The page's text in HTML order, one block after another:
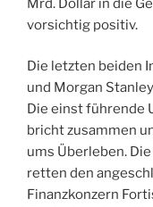
Mrd. Dollar in die
vorsichtig positiv.
Die letzten beiden
und Morgan
Die einst führende
bricht zusammen
ums Überleben.
retten den
Finanzkonzern